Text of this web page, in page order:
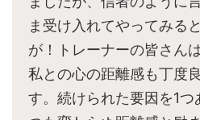
ま受け入れてやってみる
が！トレーナーの皆さん
私との心の距離感も丁度
す。続けられた要因を1